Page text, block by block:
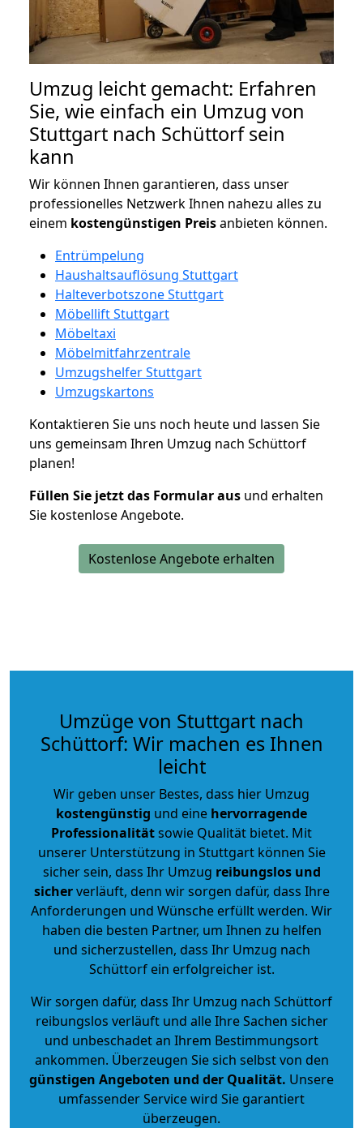
Umzug leicht gemacht: Erfahren
Sie, wie einfach ein Umzug von
Stuttgart nach Schüttorf sein
kann
Wir können Ihnen garantieren, dass unser
professionelles Netzwerk Ihnen nahezu alles zu
einem kostengünstigen Preisanbieten können.
Entrümpelung
Haushaltsauflösung Stuttgart
Halteverbotszone Stuttgart
Möbellift Stuttgart
Möbeltaxi
Möbelmitfahrzentrale
Umzugshelfer Stuttgart
Umzugskartons
Kontaktieren Sie uns noch heute und lassen Sie
uns gemeinsam Ihren Umzug nach Schüttorf
planen!
Füllen Sie jetzt das Formular aus und erhalten
Sie kostenlose Angebote.
Kostenlose Angebote erhalten
Umzüge von Stuttgart nach
Schüttorf: Wir machen es Ihnen
leicht
Wir geben unser Bestes, dass hier Umzug
kostengünstig und eine hervorragende
Professionalitätsowie Qualität bietet. Mit
unserer Unterstützung in Stuttgart können Sie
sicher sein, dass Ihr Umzug reibungslos und
sicherverläuft, denn wir sorgen dafür, dass Ihre
Anforderungen und Wünsche erfüllt werden. Wir
haben die besten Partner, um Ihnen zu helfen
und sicherzustellen, dass Ihr Umzug nach
Schüttorf ein erfolgreicher ist.
Wir sorgen dafür, dass Ihr Umzug nach Schüttorf
reibungslos verläuft und alle Ihre Sachen sicher
und unbeschadet an Ihrem Bestimmungsort
ankommen. Überzeugen Sie sich selbst von den
günstigen Angeboten und der Qualität. Unsere
umfassender Service wird Sie garantiert
überzeugen.